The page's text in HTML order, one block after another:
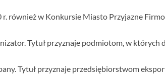
również w Konkursie Miasto Przyjazne
Tytuł przyznaje podmiotom, w których
Tytuł przyznaje przedsiębiorstwom